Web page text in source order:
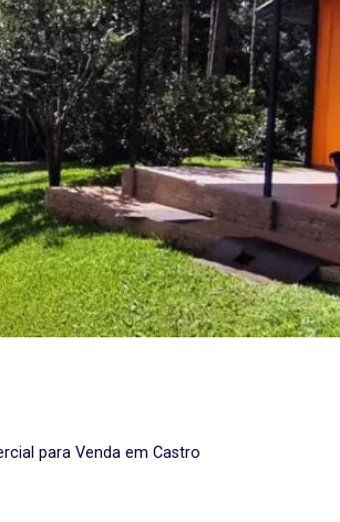
para Venda em Castro